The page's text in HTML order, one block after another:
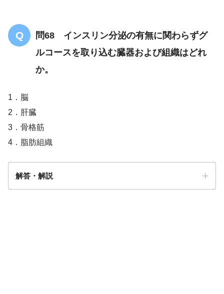
問68 インスリン分泌の有無に関わらずグ
ルコースを取り込む臓器および組織はどれ
か。
1．脳
2．肝臓
3．骨格筋
4．脂肪組織
解答・解説